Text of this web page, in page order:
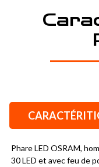
Phare LED OSRAM,
30 LED et avec feu de